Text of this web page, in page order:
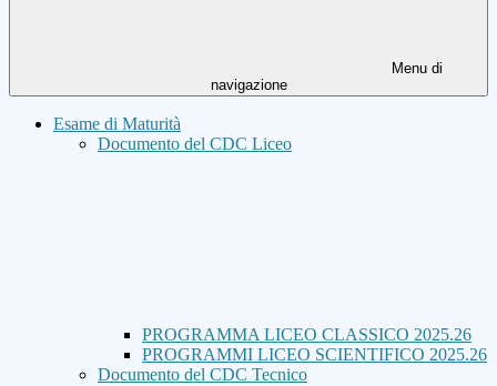
Menu di
navigazione
Esame di Maturità
Documento del CDC Liceo
PROGRAMMA LICEO CLASSICO 2025.26
PROGRAMMI LICEO SCIENTIFICO 2025.26
Documento del CDC Tecnico